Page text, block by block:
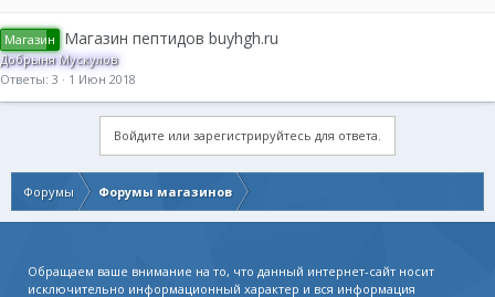
Магазин Магазин пептидов buyhgh.ru
Добрыня Мускулов
Ответы 3 1 Июн 2018
Войдите или зарегистрируйтесь для ответа.
Форумы Форумы магазинов
Обращаем ваше внимание на то, что данный интернет-сайт носит
исключительно информационный характер и вся информация